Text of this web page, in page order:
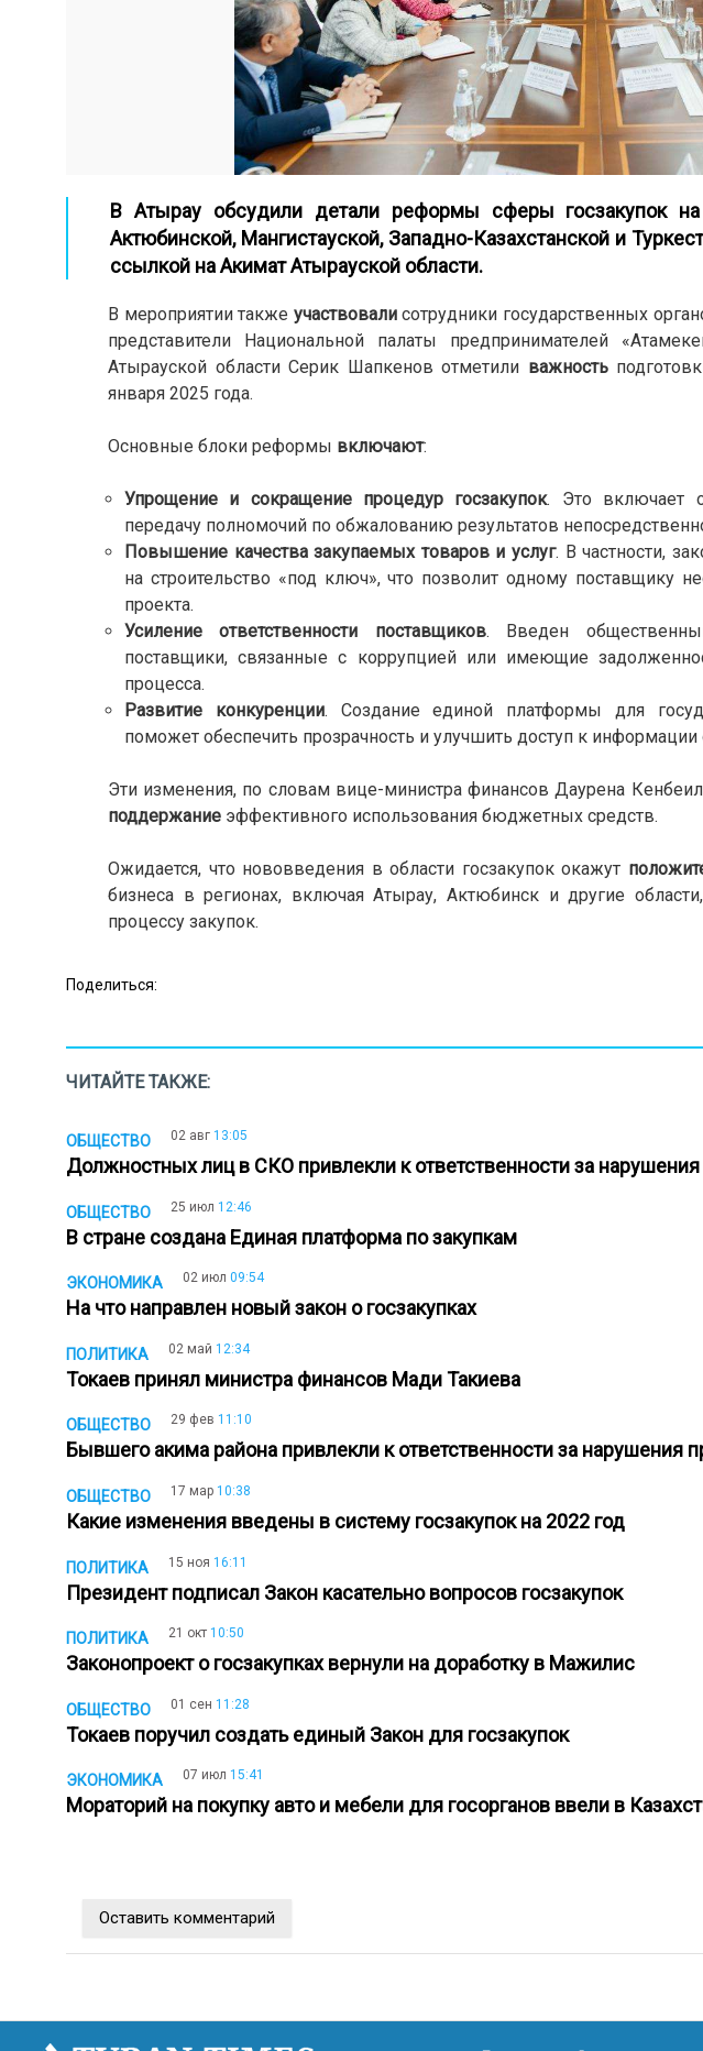
В Атырау обсудили детали реформы сферы госзакупок на
Актюбинской, Мангистауской, Западно-Казахстанской и
ссылкой наАкимат Атырауской области.
В мероприятии также участвовалисотрудники государственных
представители Национальной палаты предпринимателей
Атырауской области Серик Шапкенов отметили важность
января 2025 года.
Основные блоки реформы включают:
Упрощение и сокращение процедур госзакупок. Это включает
передачу полномочий по обжалованию результатов
Повышение качества закупаемых товаров и услуг. В частности,
на строительство «под ключ», что позволит одному поставщику
проекта.
Усиление ответственности поставщиков. Введен
поставщики, связанные с коррупцией или имеющие
процесса.
Развитие конкуренции. Создание единой платформы для
поможет обеспечить прозрачность и улучшить доступ к информации
Эти изменения, по словам вице-министра финансов Даурена
поддержание эффективного использования бюджетных средств.
Ожидается, что нововведения в области госзакупок окажут
бизнеса в регионах, включая Атырау, Актюбинск и другие
процессу закупок.
Поделиться:
ЧИТАЙТЕ ТАКЖЕ:
ОБЩЕСТВО 02 авг 13:05
Должностных лиц в СКО привлекли к ответственности за
ОБЩЕСТВО 25 июл 12:46
В стране создана Единая платформа по закупкам
ЭКОНОМИКА 02 июл 09:54
На что направлен новый закон о госзакупках
ПОЛИТИКА 02 май 12:34
Токаев принял министра финансов Мади Такиева
ОБЩЕСТВО 29 фев 11:10
Бывшего акима района привлекли к ответственности за нарушения
ОБЩЕСТВО 17 мар 10:38
Какие изменения введены в систему госзакупок на 2022 год
ПОЛИТИКА 15 ноя 16:11
Президент подписал Закон касательно вопросов госзакупок
ПОЛИТИКА 21 окт 10:50
Законопроект о госзакупках вернули на доработку в Мажилис
ОБЩЕСТВО 01 сен 11:28
Токаев поручил создать единый Закон для госзакупок
ЭКОНОМИКА 07 июл 15:41
Мораторий на покупку авто и мебели для госорганов ввели в
Оставить комментарий